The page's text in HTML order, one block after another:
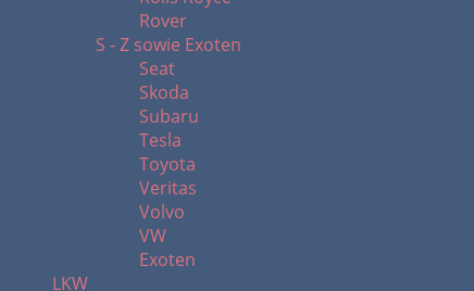
Rover
S - Z sowie Exoten
Seat
Skoda
Subaru
Tesla
Toyota
Veritas
Volvo
VW
Exoten
LKW